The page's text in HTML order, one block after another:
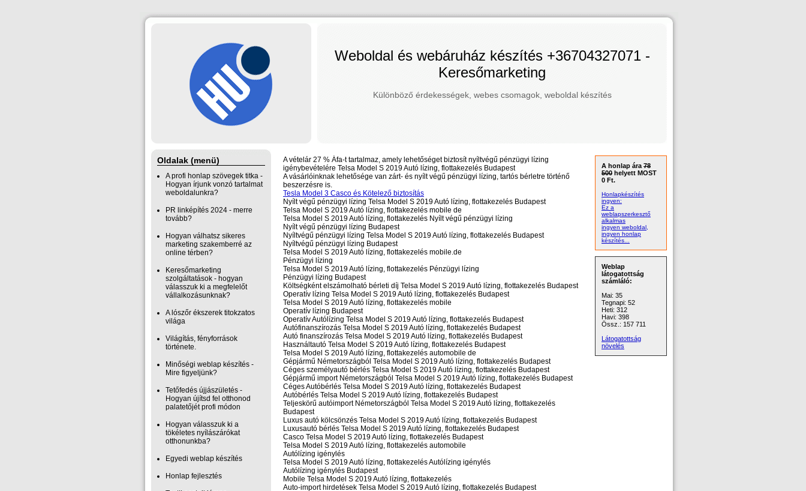
Weboldal és webáruház készítés +36704327071 -
Keresőmarketing
Különböző érdekességek, webes csomagok, weboldal készítés
Oldalak (menü)
A profi honlap szövegek titka -
Hogyan írjunk vonzó tartalmat
weboldalunkra?
PR linképítés 2024 - merre
tovább?
Hogyan válhatsz sikeres
marketing szakemberré az
online térben?
Keresőmarketing
szolgáltatások - hogyan
válasszuk ki a megfelelőt
vállalkozásunknak?
A lószőr ékszerek titokzatos
világa
Világítás, fényforrások
története.
Minőségi weblap készítés -
Mire figyeljünk?
Tetőfedés újjászületés -
Hogyan újítsd fel otthonod
palatetőjét profi módon
Hogyan válasszuk ki a
tökéletes nyílászárókat
otthonunkba?
Egyedi weblap készítés
Honlap fejlesztés
A vételár 27 % Áfa-t tartalmaz, amely lehetőséget biztosít nyíltvégű pénzügyi lízing
igénybevételére Telsa Model S 2019 Autó lízing, flottakezelés Budapest
A vásárlóinknak lehetősége van zárt- és nyílt végű pénzügyi lízing, tartós bérletre történő
beszerzésre is.
Tesla Model 3 Casco és Kötelező biztosítás
Nyílt végű pénzügyi lízing Telsa Model S 2019 Autó lízing, flottakezelés Budapest
Telsa Model S 2019 Autó lízing, flottakezelés mobile de
Telsa Model S 2019 Autó lízing, flottakezelés Nyílt végű pénzügyi lízing
Nyílt végű pénzügyi lízing Budapest
Nyíltvégű pénzügyi lízing Telsa Model S 2019 Autó lízing, flottakezelés Budapest
Nyíltvégű pénzügyi lízing Budapest
Telsa Model S 2019 Autó lízing, flottakezelés mobile.de
Pénzügyi lízing
Telsa Model S 2019 Autó lízing, flottakezelés Pénzügyi lízing
Pénzügyi lízing Budapest
Költségként elszámolható bérleti díj Telsa Model S 2019 Autó lízing, flottakezelés Budapest
Operatív lízing Telsa Model S 2019 Autó lízing, flottakezelés Budapest
Telsa Model S 2019 Autó lízing, flottakezelés mobile
Operatív lízing Budapest
Operatív Autólízing Telsa Model S 2019 Autó lízing, flottakezelés Budapest
Autófinanszírozás Telsa Model S 2019 Autó lízing, flottakezelés Budapest
Autó finanszírozás Telsa Model S 2019 Autó lízing, flottakezelés Budapest
Használtautó Telsa Model S 2019 Autó lízing, flottakezelés Budapest
Telsa Model S 2019 Autó lízing, flottakezelés automobile de
Gépjármű Németországból Telsa Model S 2019 Autó lízing, flottakezelés Budapest
Céges személyautó bérlés Telsa Model S 2019 Autó lízing, flottakezelés Budapest
Gépjármű import Németországból Telsa Model S 2019 Autó lízing, flottakezelés Budapest
Céges Autóbérlés Telsa Model S 2019 Autó lízing, flottakezelés Budapest
Autóbérlés Telsa Model S 2019 Autó lízing, flottakezelés Budapest
Teljeskörű autóimport Németországból Telsa Model S 2019 Autó lízing, flottakezelés
Budapest
Luxus autó kölcsönzés Telsa Model S 2019 Autó lízing, flottakezelés Budapest
Luxusautó bérlés Telsa Model S 2019 Autó lízing, flottakezelés Budapest
Casco Telsa Model S 2019 Autó lízing, flottakezelés Budapest
Telsa Model S 2019 Autó lízing, flottakezelés automobile
Autólízing igénylés
Telsa Model S 2019 Autó lízing, flottakezelés Autólízing igénylés
Autólízing igénylés Budapest
Mobile Telsa Model S 2019 Autó lízing, flottakezelés
Auto-import hirdetések Telsa Model S 2019 Autó lízing, flottakezelés Budapest
A honlap ára 78
500 helyett MOST
0 Ft.
Honlapkészítés
ingyen:
Ez a
weblapszerkesztő
alkalmas
ingyen weboldal,
ingyen honlap
készítés...
Weblap
látogatottság
számláló:
Mai: 35
Tegnapi: 52
Heti: 312
Havi: 398
Össz.: 157 711
Látogatottság
növelés